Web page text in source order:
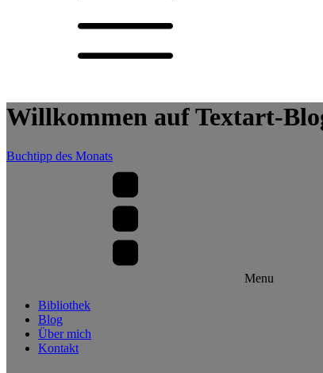
Willkommen auf Textart-
Buchtipp des Monats
Menu
Bibliothek
Blog
Über mich
Kontakt